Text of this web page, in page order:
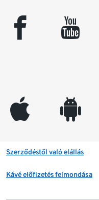
facebook youtube
appleinc android
Szerződéstől való elállás
Kávé előfizetés felmondása